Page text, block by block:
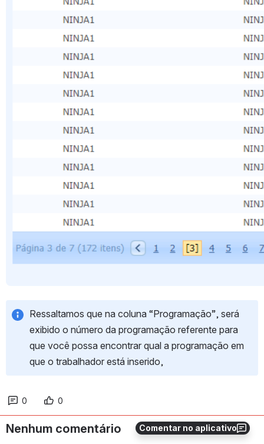
Comentar no aplicativo
Ressaltamos que na coluna “Programação”, será
exibido o número da programação referente para
que você possa encontrar qual a programação em
que o trabalhador está inserido,
0 0
Nenhum comentário